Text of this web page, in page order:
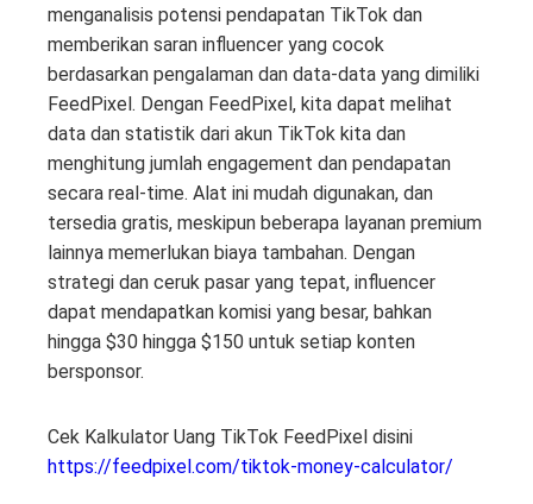
menganalisis potensi pendapatan TikTok dan
memberikan saran influencer yang cocok
berdasarkan pengalaman dan data-data yang dimiliki
FeedPixel. Dengan FeedPixel, kita dapat melihat
data dan statistik dari akun TikTok kita dan
menghitung jumlah engagement dan pendapatan
secara real-time. Alat ini mudah digunakan, dan
tersedia gratis, meskipun beberapa layanan premium
lainnya memerlukan biaya tambahan. Dengan
strategi dan ceruk pasar yang tepat, influencer
dapat mendapatkan komisi yang besar, bahkan
hingga $30 hingga $150 untuk setiap konten
bersponsor.
Cek Kalkulator Uang TikTok FeedPixel disini
https://feedpixel.com/tiktok-money-calculator/